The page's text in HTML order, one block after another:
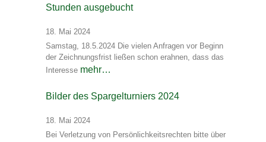
Stunden ausgebucht
18. Mai 2024
Samstag, 18.5.2024 Die vielen Anfragen vor Beginn
der Zeichnungsfrist ließen schon erahnen, dass das
Interesse mehr…
Bilder des Spargelturniers 2024
18. Mai 2024
Bei Verletzung von Persönlichkeitsrechten bitte über